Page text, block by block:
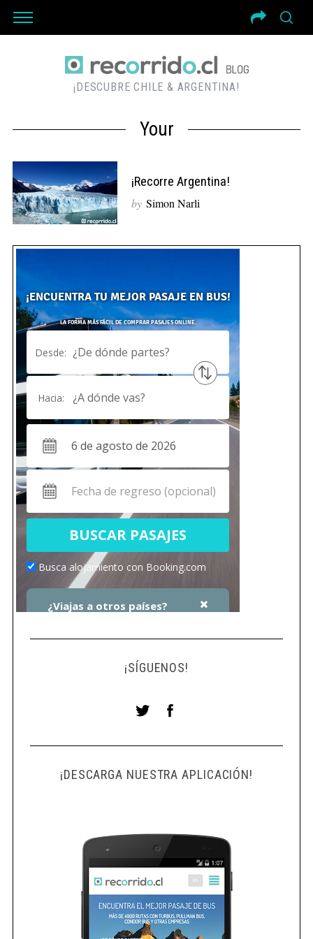
¡DESCUBRE CHILE & ARGENTINA!
Your
¡Recorre Argentina!
by Simon Narli
¡SÍGUENOS!
¡DESCARGA NUESTRA APLICACIÓN!